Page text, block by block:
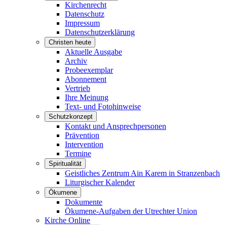
Kirchenrecht
Datenschutz
Impressum
Datenschutzerklärung
Christen heute
Aktuelle Ausgabe
Archiv
Probeexemplar
Abonnement
Vertrieb
Ihre Meinung
Text- und Fotohinweise
Schutzkonzept
Kontakt und Ansprechpersonen
Prävention
Intervention
Termine
Spiritualität
Geistliches Zentrum Ain Karem in Stranzenbach
Liturgischer Kalender
Ökumene
Dokumente
Ökumene-Aufgaben der Utrechter Union
Kirche Online